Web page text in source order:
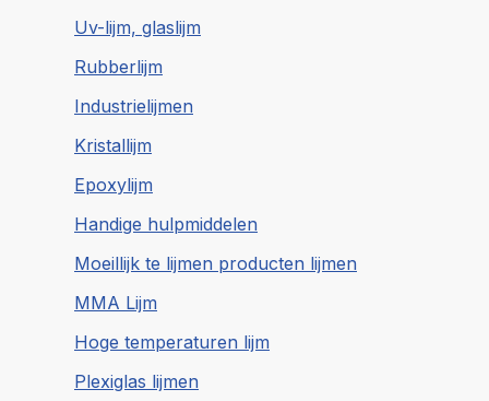
Uv-lijm, glaslijm
Rubberlijm
Industrielijmen
Kristallijm
Epoxylijm
Handige hulpmiddelen
Moeillijk te lijmen producten lijmen
MMA Lijm
Hoge temperaturen lijm
Plexiglas lijmen